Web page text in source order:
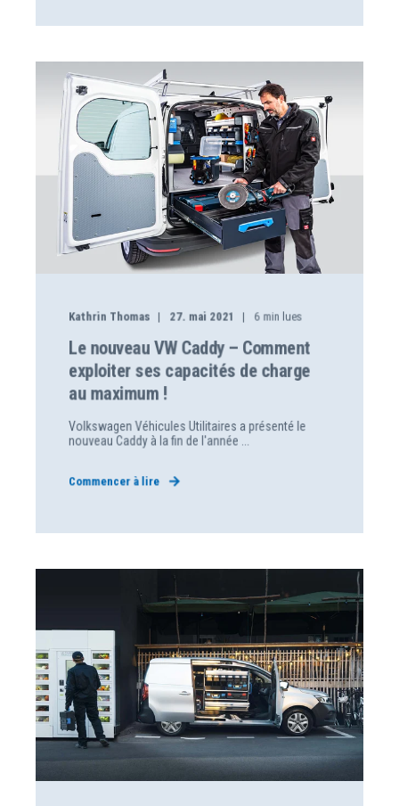
Kathrin Thomas 27. mai 2021 6 min lues
Le nouveau VW Caddy – Comment
exploiter ses capacités de charge
au maximum !
Volkswagen Véhicules Utilitaires a présenté le
nouveau Caddy à la fin de l'année ...
Commencer à lire